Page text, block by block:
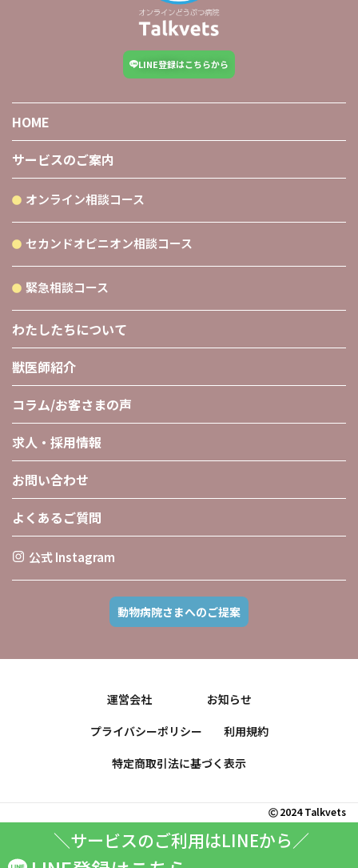
LINE登録はこちらから
HOME
サービスのご案内
オンライン相談コース
セカンドオピニオン相談コース
緊急相談コース
わたしたちについて
獣医師紹介
コラム/お客さまの声
求人・採用情報
お問い合わせ
よくあるご質問
公式 Instagram
動物病院さまへのご提案
運営会社
お知らせ
プライバシーポリシー
利用規約
特定商取引法に基づく表示
2024 Talkvets
＼サービスのご利用はLINEから／